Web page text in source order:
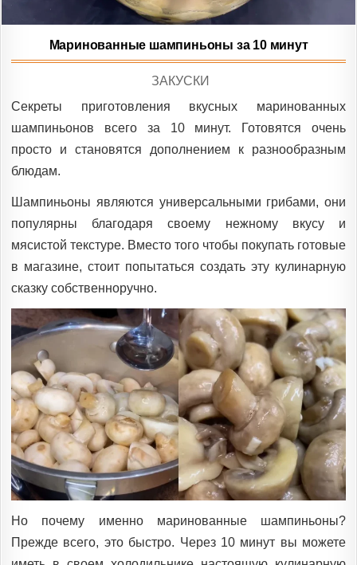
Маринованные шампиньоны за 10 минут
POSTED
ЗАКУСКИ
Секреты приготовления вкусных маринованных
шампиньонов всего за 10 минут. Готовятся очень
просто и становятся дополнением к разнообразным
блюдам.
Шампиньоны являются универсальными грибами, они
популярны благодаря своему нежному вкусу и
мясистой текстуре. Вместо того чтобы покупать готовые
в магазине, стоит попытаться создать эту кулинарную
сказку собственноручно.
Но почему именно маринованные шампиньоны?
Прежде всего, это быстро. Через 10 минут вы можете